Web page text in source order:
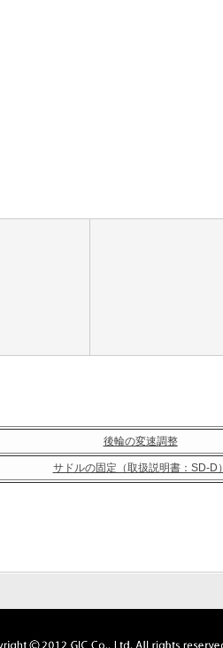
後輪の変速調整
サドルの固定（取扱説明書：SD-D）